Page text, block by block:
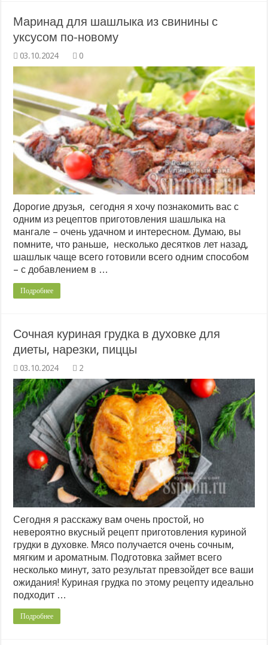
Маринад для шашлыка из свинины с
уксусом по-новому
0
Дорогие друзья, сегодня я хочу познакомить вас с
одним из рецептов приготовления шашлыка на
мангале – очень удачном и интересном. Думаю, вы
помните, что раньше, несколько десятков лет назад,
шашлык чаще всего готовили всего одним способом
– с добавлением в …
Подробнее
Сочная куриная грудка в духовке для
диеты, нарезки, пиццы
2
Сегодня я расскажу вам очень простой, но
невероятно вкусный рецепт приготовления куриной
грудки в духовке. Мясо получается очень сочным,
мягким и ароматным. Подготовка займет всего
несколько минут, зато результат превзойдет все ваши
ожидания! Куриная грудка по этому рецепту идеально
подходит …
Подробнее